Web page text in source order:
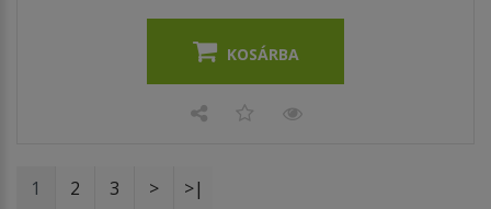
KOSÁRBA
1 2 3 > >|